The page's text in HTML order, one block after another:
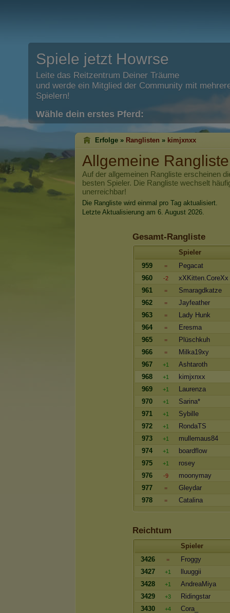
Spiele jetzt Howrse
Leite das Reitzentrum Deiner Träume
und werde ein Mitglied der Community mit
Spielern!
Wähle dein erstes Pferd:
Erfolge » Ranglisten » kimjxnxx
Allgemeine
Auf der allgemeinen Rangliste erscheinen
besten Spieler. Die Rangliste wechselt
unerreichbar!
Die Rangliste wird einmal pro Tag aktualisiert.
Letzte Aktualisierung am 6. August 2026.
Gesamt-Rangliste
Spieler
959
=
Pegacat
960
-2
xXKitten.CoreXx
961
=
Smaragdkatze
962
=
Jayfeather
963
=
Lady Hunk
964
=
Eresma
965
=
Plüschkuh
966
=
Milka19xy
967
+1
Ashtaroth
968
+1
kimjxnxx
969
+1
Laurenza
970
+1
Sarina*
971
+1
Sybille
972
+1
RondaTS
973
+1
mullemaus84
974
+1
boardflow
975
+1
rosey
976
-9
moonymay
977
=
Gleydar
978
= Catalina
Reichtum
Spieler
3426
=
Froggy
3427
+1
lluuggii
3428
+1
AndreaMiya
3429
+3
Ridingstar
3430
+4
Cora_